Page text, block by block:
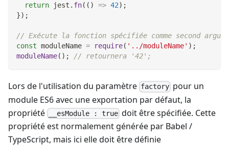
return jest . fn( ( ) => 42) ;
}) ;
// Exécute la fonction spécifiée comme second
const moduleName = require( '../moduleName' ) ;
moduleName( ) ; // retournera '42';
Lors de l'utilisation du paramètre factory pour un
module ES6 avec une exportation par défaut, la
propriété
__esModule : true doit être spécifiée. Cette
propriété est normalement générée par Babel /
TypeScript, mais ici elle doit être définie